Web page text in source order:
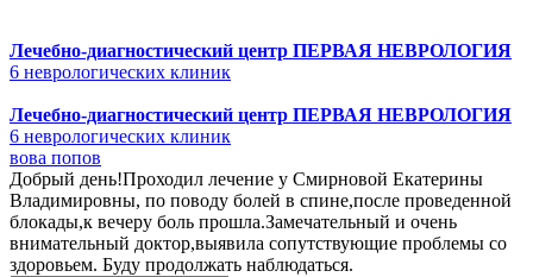
Лечебно-диагностический центр ПЕРВАЯ НЕВРОЛОГИЯ
6 неврологических клиник
Лечебно-диагностический центр ПЕРВАЯ НЕВРОЛОГИЯ
6 неврологических клиник
вова попов
Добрый день!Проходил лечение у Смирновой Екатерины
Владимировны, по поводу болей в спине,после проведенной
блокады,к вечеру боль прошла.Замечательный и очень
внимательный доктор,выявила сопутствующие проблемы со
здоровьем. Буду продолжать наблюдаться.